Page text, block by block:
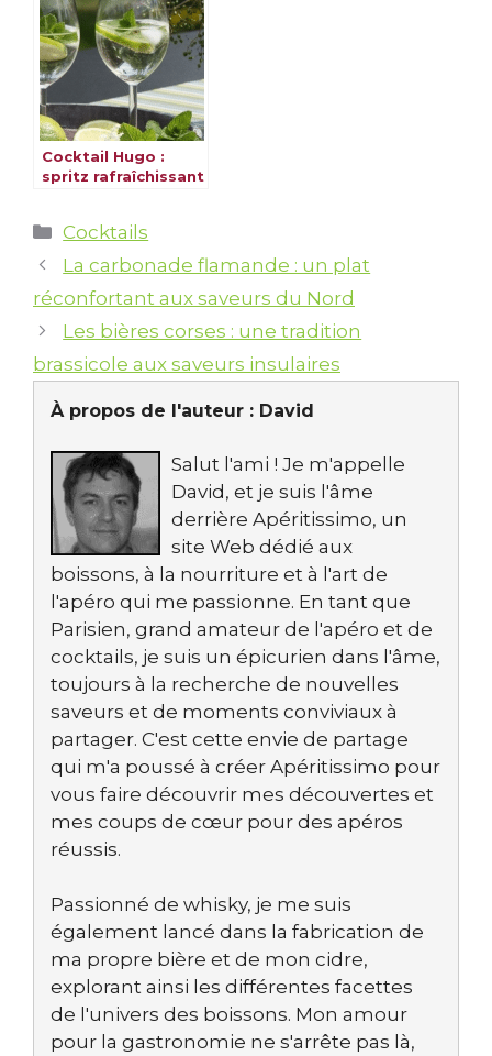
Cocktail Hugo :
spritz rafraîchissant
Catégories
Cocktails
La carbonade flamande : un plat
réconfortant aux saveurs du Nord
Les bières corses : une tradition
brassicole aux saveurs insulaires
À propos de l'auteur : David
Salut l'ami ! Je m'appelle
David, et je suis l'âme
derrière Apéritissimo, un
site Web dédié aux
boissons, à la nourriture et à l'art de
l'apéro qui me passionne. En tant que
Parisien, grand amateur de l'apéro et de
cocktails, je suis un épicurien dans l'âme,
toujours à la recherche de nouvelles
saveurs et de moments conviviaux à
partager. C'est cette envie de partage
qui m'a poussé à créer Apéritissimo pour
vous faire découvrir mes découvertes et
mes coups de cœur pour des apéros
réussis.
Passionné de whisky, je me suis
également lancé dans la fabrication de
ma propre bière et de mon cidre,
explorant ainsi les différentes facettes
de l'univers des boissons. Mon amour
pour la gastronomie ne s'arrête pas là,